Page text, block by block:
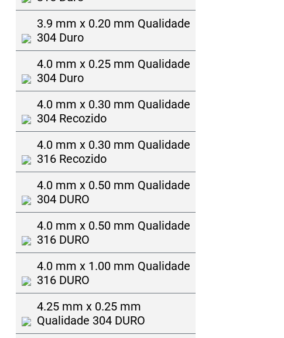
3.9 mm x 0.20 mm Qualidade
304 Duro
4.0 mm x 0.25 mm Qualidade
304 Duro
4.0 mm x 0.30 mm Qualidade
304 Recozido
4.0 mm x 0.30 mm Qualidade
316 Recozido
4.0 mm x 0.50 mm Qualidade
304 DURO
4.0 mm x 0.50 mm Qualidade
316 DURO
4.0 mm x 1.00 mm Qualidade
316 DURO
4.25 mm x 0.25 mm
Qualidade 304 DURO